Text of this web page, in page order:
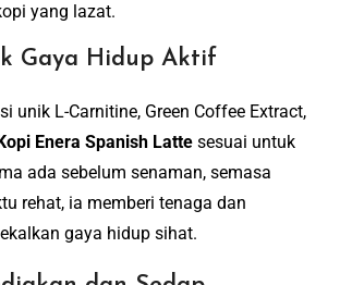
yang lazat.
Gaya Hidup Aktif
unik L-Carnitine, Green Coffee Extract,
Kopi Enera Spanish Latte sesuai untuk
ada sebelum senaman, semasa
rehat, ia memberi tenaga dan
gaya hidup sihat.